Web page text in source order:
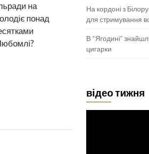
на
понад
На кордоні з
для стримування
В “Ягодині”
цигарки
відео тижня